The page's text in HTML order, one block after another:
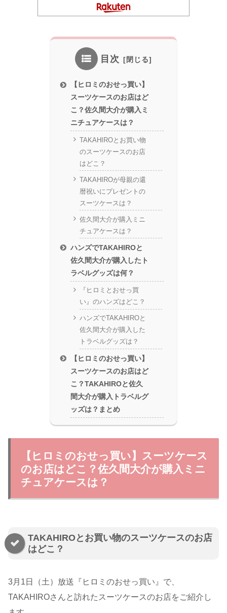
目次
【ヒロミのおせっ買い】
スーツケースのお店はど
こ？佐久間大介が購入ミ
ニチュアケースは？
TAKAHIROとお買い物
のスーツケースのお店
はどこ？
TAKAHIROが母親の還
暦祝いにプレゼントの
スーツケースは？
佐久間大介が購入ミニ
チュアケースは？
ハンズでTAKAHIROと
佐久間大介が購入したト
ラベルグッズは何？
『ヒロミとおせっ買
い』のハンズはどこ？
ハンズでTAKAHIROと
佐久間大介が購入した
トラベルグッズは？
【ヒロミのおせっ買い】
スーツケースのお店はど
こ？TAKAHIROと佐久
間大介が購入トラベルグ
ッズは？まとめ
【ヒロミのおせっ買い】スーツケース
のお店はどこ？佐久間大介が購入ミニ
チュアケースは？
TAKAHIROとお買い物のスーツケースのお店
はどこ？
3月1日（土）放送『ヒロミのおせっ買い』で、
TAKAHIROさんと訪れたスーツケースのお店をご紹介し